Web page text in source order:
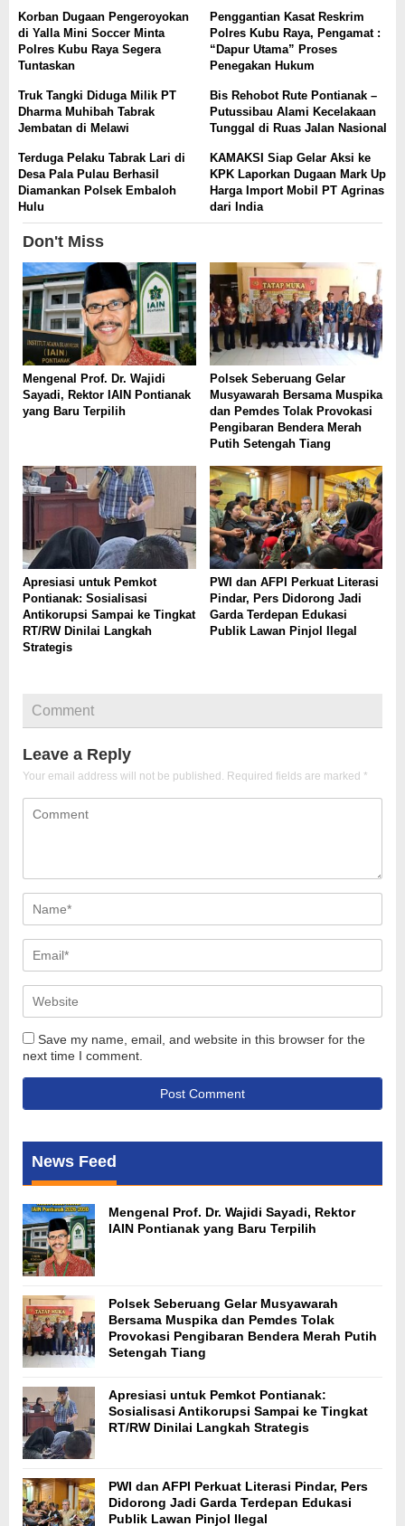
Korban Dugaan Pengeroyokan
di Yalla Mini Soccer Minta
Polres Kubu Raya Segera
Tuntaskan
Penggantian Kasat Reskrim
Polres Kubu Raya, Pengamat :
“Dapur Utama” Proses
Penegakan Hukum
Truk Tangki Diduga Milik PT
Dharma Muhibah Tabrak
Jembatan di Melawi
Bis Rehobot Rute Pontianak –
Putussibau Alami Kecelakaan
Tunggal di Ruas Jalan Nasional
Terduga Pelaku Tabrak Lari di
Desa Pala Pulau Berhasil
Diamankan Polsek Embaloh
Hulu
KAMAKSI Siap Gelar Aksi ke
KPK Laporkan Dugaan Mark Up
Harga Import Mobil PT Agrinas
dari India
Don't Miss
Mengenal Prof. Dr. Wajidi
Sayadi, Rektor IAIN Pontianak
yang Baru Terpilih
Polsek Seberuang Gelar
Musyawarah Bersama Muspika
dan Pemdes Tolak Provokasi
Pengibaran Bendera Merah
Putih Setengah Tiang
Apresiasi untuk Pemkot
Pontianak: Sosialisasi
Antikorupsi Sampai ke Tingkat
RT/RW Dinilai Langkah
Strategis
PWI dan AFPI Perkuat Literasi
Pindar, Pers Didorong Jadi
Garda Terdepan Edukasi
Publik Lawan Pinjol Ilegal
Comment
Leave a Reply
Your email address will not be published. Required fields are marked *
Save my name, email, and website in this browser for the
next time I comment.
News Feed
Mengenal Prof. Dr. Wajidi Sayadi, Rektor
IAIN Pontianak yang Baru Terpilih
Polsek Seberuang Gelar Musyawarah
Bersama Muspika dan Pemdes Tolak
Provokasi Pengibaran Bendera Merah Putih
Setengah Tiang
Apresiasi untuk Pemkot Pontianak:
Sosialisasi Antikorupsi Sampai ke Tingkat
RT/RW Dinilai Langkah Strategis
PWI dan AFPI Perkuat Literasi Pindar, Pers
Didorong Jadi Garda Terdepan Edukasi
Publik Lawan Pinjol Ilegal